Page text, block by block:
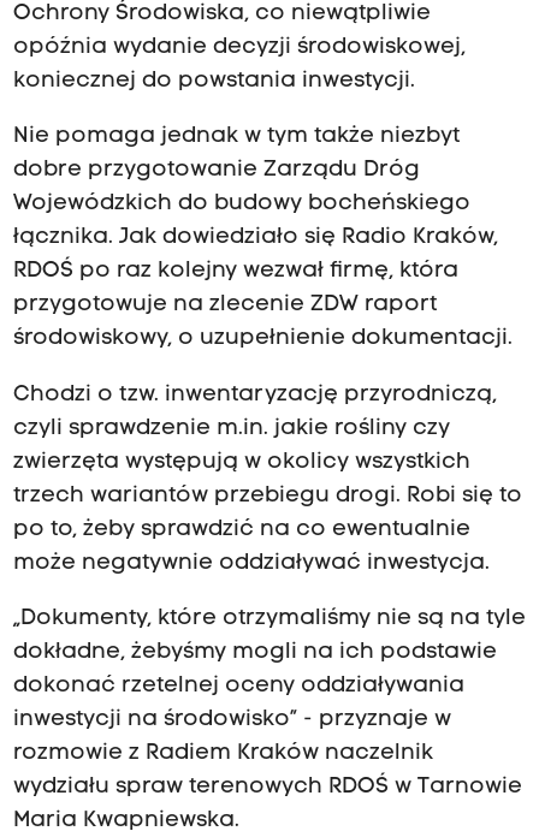
Ochrony Środowiska, co niewątpliwie
opóźnia wydanie decyzji środowiskowej,
koniecznej do powstania inwestycji.
Nie pomaga jednak w tym także niezbyt
dobre przygotowanie Zarządu Dróg
Wojewódzkich do budowy bocheńskiego
łącznika. Jak dowiedziało się Radio Kraków,
RDOŚ po raz kolejny wezwał firmę, która
przygotowuje na zlecenie ZDW raport
środowiskowy, o uzupełnienie dokumentacji.
Chodzi o tzw. inwentaryzację przyrodniczą,
czyli sprawdzenie m.in. jakie rośliny czy
zwierzęta występują w okolicy wszystkich
trzech wariantów przebiegu drogi. Robi się to
po to, żeby sprawdzić na co ewentualnie
może negatywnie oddziaływać inwestycja.
„Dokumenty, które otrzymaliśmy nie są na tyle
dokładne, żebyśmy mogli na ich podstawie
dokonać rzetelnej oceny oddziaływania
inwestycji na środowisko” - przyznaje w
rozmowie z Radiem Kraków naczelnik
wydziału spraw terenowych RDOŚ w Tarnowie
Maria Kwapniewska.